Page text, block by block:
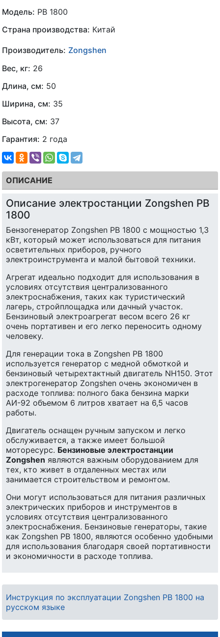
Модель: PB 1800
Страна производства: Китай
Производитель: Zongshen
Вес, кг: 26
Длина, см: 50
Ширина, см: 35
Высота, см: 37
Гарантия: 2 года
ОПИСАНИЕ
Описание электростанции Zongshen PB
1800
Бензогенератор Zongshen PB 1800 с мощностью 1,3
кВт, который может использоваться для питания
осветительных приборов, ручного
электроинструмента и малой бытовой техники.
Агрегат идеально подходит для использования в
условиях отсутствия централизованного
электроснабжения, таких как туристический
лагерь, стройплощадка или дачный участок.
Бензиновый электроагрегат весом всего 26 кг
очень портативен и его легко переносить одному
человеку.
Для генерации тока в Zongshen PB 1800
используется генератор с медной обмоткой и
бензиновый четырехтактный двигатель NH150. Этот
электрогенератор Zongshen очень экономичен в
расходе топлива: полного бака бензина марки
АИ-92 объемом 6 литров хватает на 6,5 часов
работы.
Двигатель оснащен ручным запуском и легко
обслуживается, а также имеет большой
моторесурс. Бензиновые электростанции
Zongshen являются важным оборудованием для
тех, кто живет в отдаленных местах или
занимается строительством и ремонтом.
Они могут использоваться для питания различных
электрических приборов и инструментов в
условиях отсутствия централизованного
электроснабжения. Бензиновые генераторы, такие
как Zongshen PB 1800, являются особенно удобными
для использования благодаря своей портативности
и экономичности в расходе топлива.
Инструкция по эксплуатации Zongshen PB 1800 на
русском языке